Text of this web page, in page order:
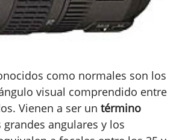
como normales son los
visual comprendido entre
Vienen a ser un término
grandes angulares y los